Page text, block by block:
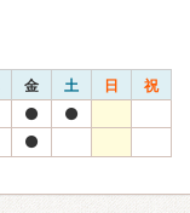
金 土 日 祝